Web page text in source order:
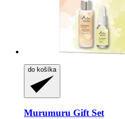
do košíka
Murumuru Gift Set